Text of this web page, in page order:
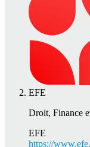
EFE
Droit, Finance
EFE
https://